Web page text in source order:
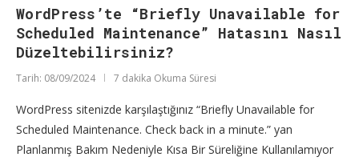
WordPress’te “Briefly Unavailable for
Scheduled Maintenance” Hatasını Nasıl
Düzeltebilirsiniz?
Tarih: 08/09/2024 7 dakika Okuma Süresi
WordPress sitenizde karşılaştığınız “Briefly Unavailable for
Scheduled Maintenance. Check back in a minute.” yan
Planlanmış Bakım Nedeniyle Kısa Bir Süreliğine Kullanılamıyor